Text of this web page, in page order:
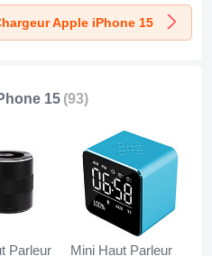
Apple
Rouge
K08 pour Apple
iPhone 15 Argent
Apple iPhone 15
15 (93)
Parleur
Mini Haut Parleur